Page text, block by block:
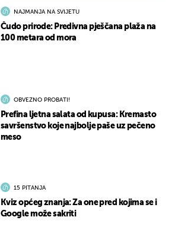
NAJMANJA NA SVIJETU
Čudo prirode: Predivna pješčana plaža na
100 metara od mora
OBVEZNO PROBATI!
Prefina ljetna salata od kupusa: Kremasto
savršenstvo koje najbolje paše uz pečeno
meso
15 PITANJA
Kviz općeg znanja: Za one pred kojima se i
Google može sakriti